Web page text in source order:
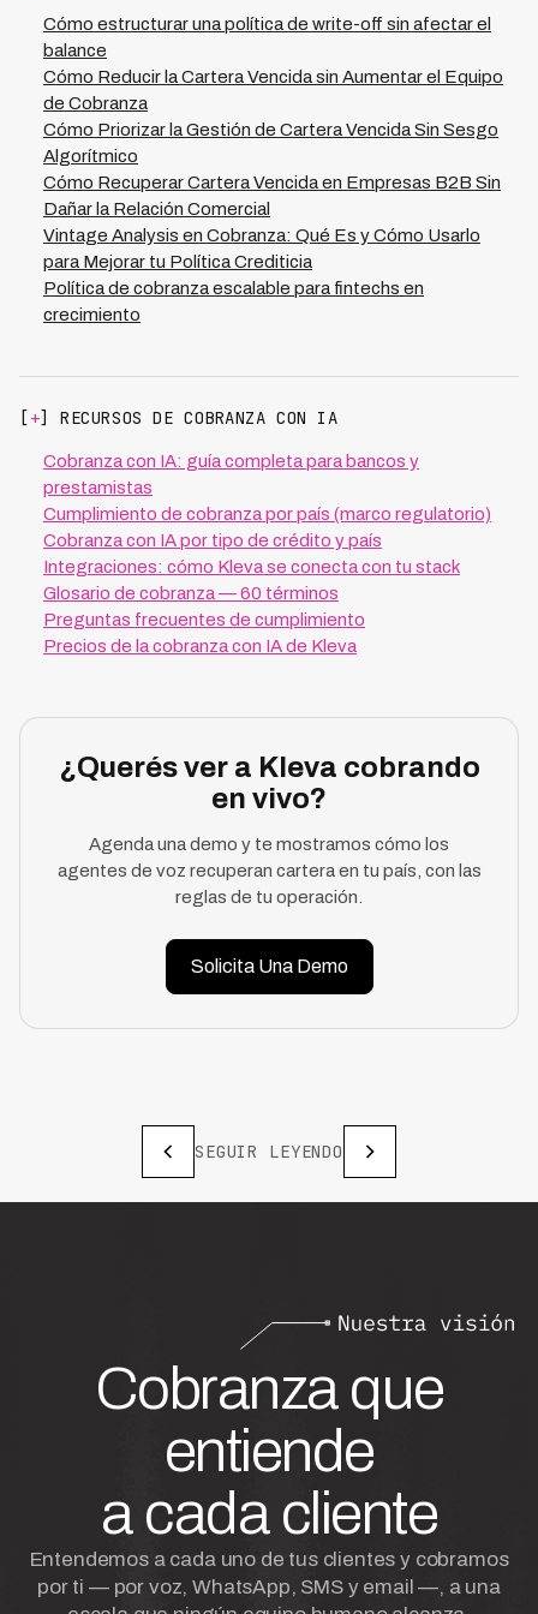
instituciones financieras optimicen el timing de castigo.
Monitoreando estos KPIs mensualmente, identificarás
si tu política es demasiado agresiva (frenando
originación) o permisiva (deteriorando balance), y podrás
ajustarla antes de que impacte resultados
consolidados.
Cómo estructurar una política de write-off sin afectar el
balance
Cómo Reducir la Cartera Vencida sin Aumentar el Equipo
de Cobranza
Cómo Priorizar la Gestión de Cartera Vencida Sin Sesgo
Algorítmico
Cómo Recuperar Cartera Vencida en Empresas B2B Sin
Dañar la Relación Comercial
Vintage Analysis en Cobranza: Qué Es y Cómo Usarlo
para Mejorar tu Política Crediticia
Política de cobranza escalable para fintechs en
crecimiento
[ +] RECURSOS DE COBRANZA CON IA
Cobranza con IA: guía completa para bancos y
prestamistas
Cumplimiento de cobranza por país (marco regulatorio)
Cobranza con IA por tipo de crédito y país
Integraciones: cómo Kleva se conecta con tu stack
Glosario de cobranza — 60 términos
Preguntas frecuentes de cumplimiento
Precios de la cobranza con IA de Kleva
¿Querés ver a Kleva cobrando
en vivo?
Agenda una demo y te mostramos cómo los
agentes de voz recuperan cartera en tu país, con las
reglas de tu operación.
Solicita Una Demo
SEGUIR LEYENDO
Cobranza que
entiende
a cada cliente
Entendemos a cada uno de tus clientes y cobramos
por ti — por voz, WhatsApp, SMS y email —, a una